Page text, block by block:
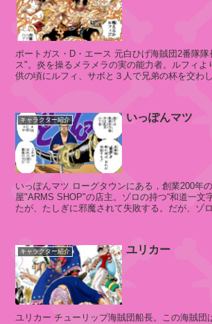
シ
ャ
ー
ト
・
ペ
ロ
ス
ペ
ロ
シ
ャ
ー
ロ
ポートガス・D・エース 元白ひげ海賊団2番隊隊長，通称"火拳のエー
ス"。炎を操るメラメラの実の能力者。ルフィよ
供の頃にルフィ、サボと３人で兄弟の杯を交わ
キャラクター紹介 いっぽんマツ
いっぽんマツ ローグタウンにある，創業200年の老舗の武器
屋"ARMS SHOP"の店主。ゾロの持つ“和道一文
たが、たしぎに邪魔されて失敗する。だが、ゾ
キャラクター紹介 ユリカー
ユリカー チューリップ海賊団船長。この海賊団はチューリップを模